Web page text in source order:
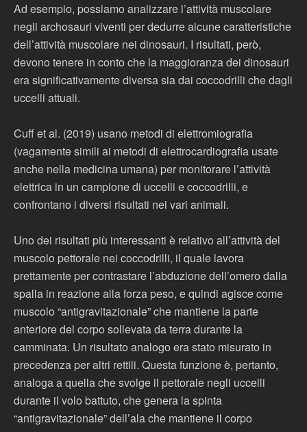
Ad esempio, possiamo analizzare l’attività muscolare
negli archosauri viventi per dedurre alcune caratteristiche
dell’attività muscolare nei dinosauri. I risultati, però,
devono tenere in conto che la maggioranza dei dinosauri
era significativamente diversa sia dai coccodrilli che dagli
uccelli attuali.
Cuff et al. (2019) usano metodi di elettromiografia
(vagamente simili ai metodi di elettrocardiografia usate
anche nella medicina umana) per monitorare l’attività
elettrica in un campione di uccelli e coccodrilli, e
confrontano i diversi risultati nei vari animali.
Uno dei risultati più interessanti è relativo all’attività del
muscolo pettorale nei coccodrilli, il quale lavora
prettamente per contrastare l’abduzione dell’omero dalla
spalla in reazione alla forza peso, e quindi agisce come
muscolo “antigravitazionale” che mantiene la parte
anteriore del corpo sollevata da terra durante la
camminata. Un risultato analogo era stato misurato in
precedenza per altri rettili. Questa funzione è, pertanto,
analoga a quella che svolge il pettorale negli uccelli
durante il volo battuto, che genera la spinta
“antigravitazionale” dell’ala che mantiene il corpo